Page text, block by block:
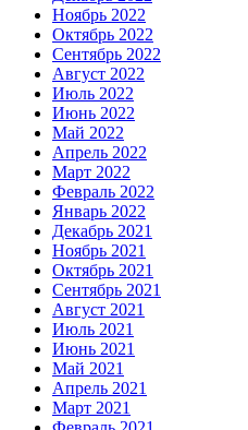
Ноябрь 2022
Октябрь 2022
Сентябрь 2022
Август 2022
Июль 2022
Июнь 2022
Май 2022
Апрель 2022
Март 2022
Февраль 2022
Январь 2022
Декабрь 2021
Ноябрь 2021
Октябрь 2021
Сентябрь 2021
Август 2021
Июль 2021
Июнь 2021
Май 2021
Апрель 2021
Март 2021